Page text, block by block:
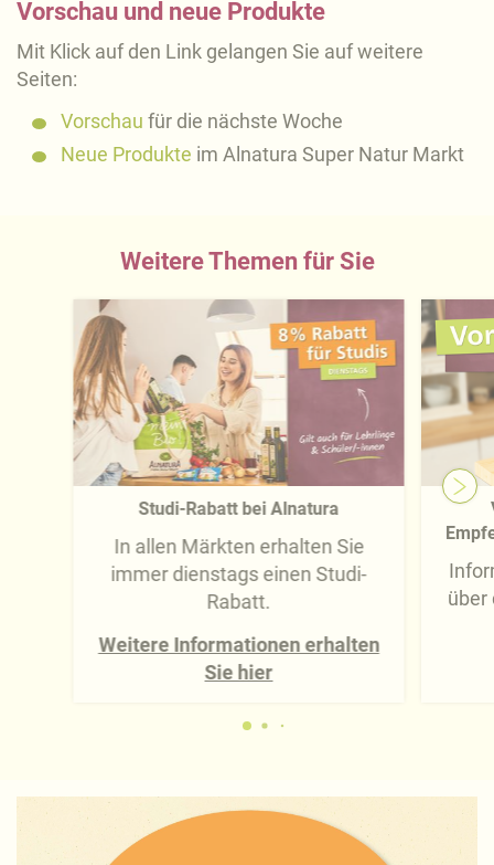
Vorschau und neue Produkte
Mit Klick auf den Link gelangen Sie auf weitere
Seiten:
Vorschau für die nächste Woche
Neue Produkte im Alnatura Super Natur Markt
Weitere Themen für Sie
Studi-Rabatt bei Alnatura
In allen Märkten erhalten Sie
immer dienstags einen Studi-
Rabatt.
Weitere Informationen erhalten
Sie hier
über